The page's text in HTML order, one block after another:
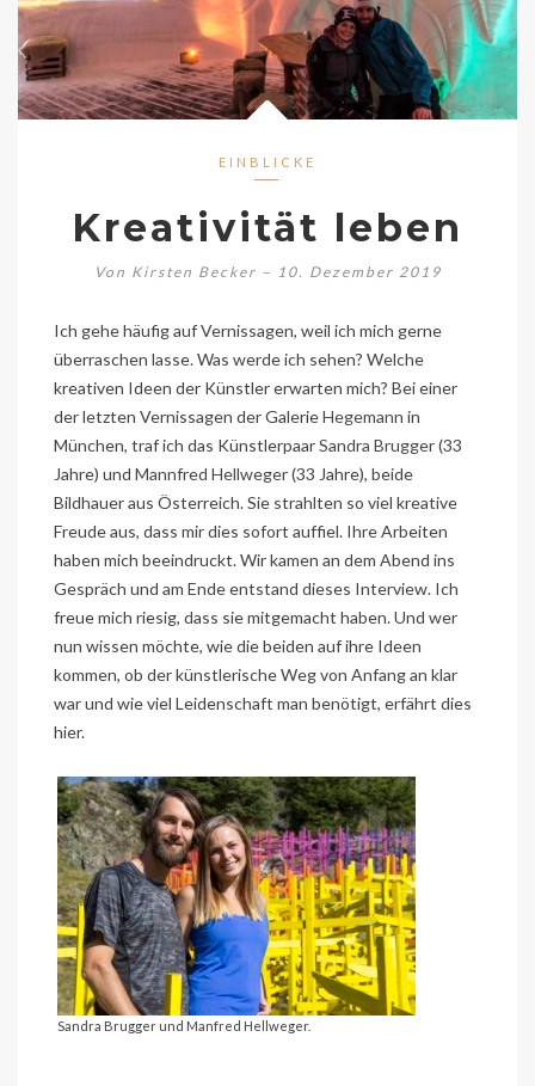
EINBLICKE
Kreativität leben
Von Kirsten Becker – 10. Dezember 2019
Ich gehe häufig auf Vernissagen, weil ich mich gerne
überraschen lasse. Was werde ich sehen? Welche
kreativen Ideen der Künstler erwarten mich? Bei einer
der letzten Vernissagen der GalerieHegemann in
München, traf ich das KünstlerpaarSandra Brugger(33
Jahre) und Mannfred Hellweger(33 Jahre), beide
Bildhauer aus Österreich. Sie strahlten so viel kreative
Freude aus, dass mir dies sofort auffiel. Ihre Arbeiten
haben mich beeindruckt. Wir kamen an dem Abend ins
Gespräch und am Ende entstand dieses Interview. Ich
freue mich riesig, dass sie mitgemacht haben. Und wer
nun wissen möchte, wie die beiden auf ihre Ideen
kommen, ob der künstlerische Weg von Anfang an klar
war und wie viel Leidenschaft man benötigt, erfährt dies
hier.
Sandra Brugger und Manfred Hellweger.